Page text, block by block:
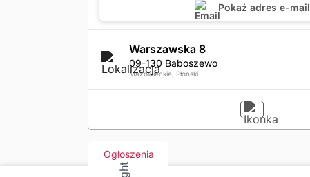
Pokaż adres e-mail
Warszawska 8
09-130 Baboszewo
Mazowieckie, Płoński
Ogłoszenia